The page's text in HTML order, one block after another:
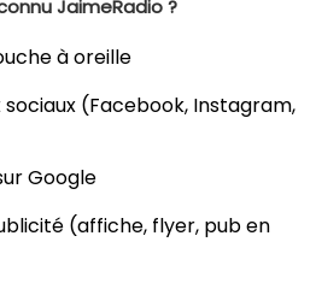
JaimeRadio ?
à oreille
sociaux (Facebook, Instagram,
Google
(affiche, flyer, pub en